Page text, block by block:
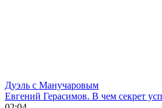
Дуэль с Манучаровым
Евгений Герасимов. В чем секрет